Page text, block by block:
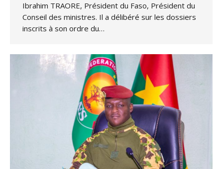
Ibrahim TRAORE, Président du Faso, Président du
Conseil des ministres. Il a délibéré sur les dossiers
inscrits à son ordre du…